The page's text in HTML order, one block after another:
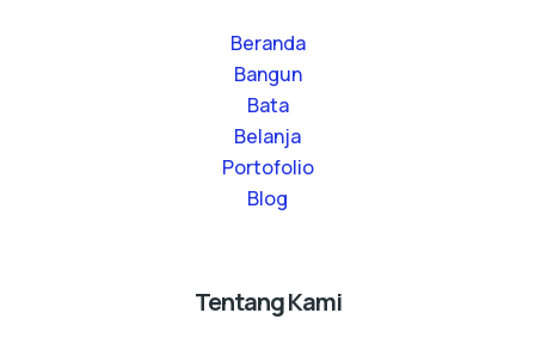
Beranda
Bangun
Bata
Belanja
Portofolio
Blog
Tentang Kami